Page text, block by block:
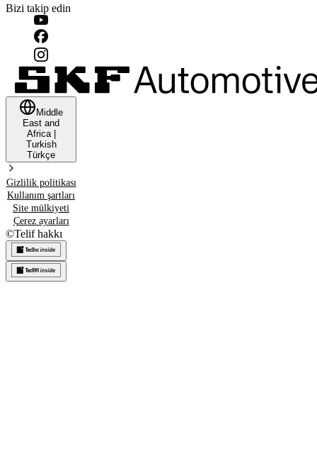
Bizi takip edin
Middle
East and
Africa|
Turkish
Türkçe
Gizlilik politikası
Kullanım şartları
Site mülkiyeti
Çerez ayarları
©Telif hakkı